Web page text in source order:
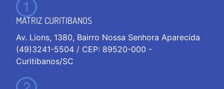
MATRIZ CURITIBANOS
Av. Lions, 1380, Bairro Nossa Senhora Aparecida
(49)3241-5504 / CEP: 89520-000 -
Curitibanos/SC